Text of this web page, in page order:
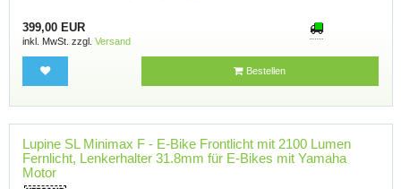
399,00 EUR
inkl. MwSt. zzgl. Versand
Bestellen
Lupine SL Minimax F - E-Bike Frontlicht mit 2100 Lumen
Fernlicht, Lenkerhalter 31.8mm für E-Bikes mit Yamaha
Motor